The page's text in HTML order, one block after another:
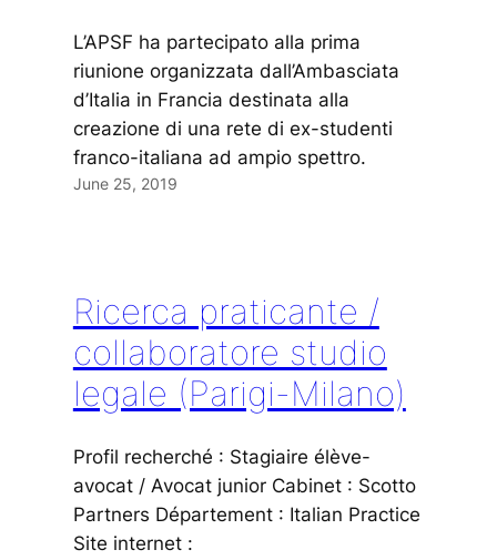
L’APSF ha partecipato alla prima
riunione organizzata dall’Ambasciata
d’Italia in Francia destinata alla
creazione di una rete di ex-studenti
franco-italiana ad ampio spettro.
June 25, 2019
Ricerca praticante /
collaboratore studio
legale (Parigi-Milano)
Profil recherché : Stagiaire élève-
avocat / Avocat junior Cabinet : Scotto
Partners Département : Italian Practice
Site internet :